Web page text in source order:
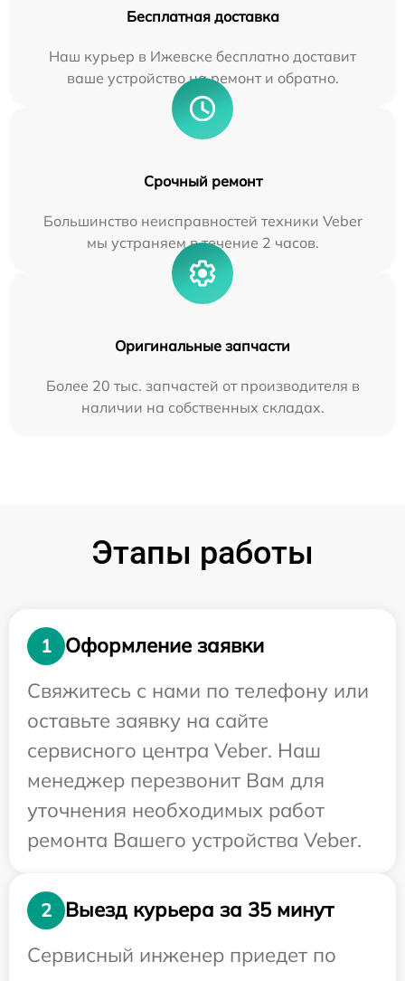
Бесплатная доставка
Наш курьер в Ижевске бесплатно доставит
ваше устройство на ремонт и обратно.
Срочный ремонт
Большинство неисправностей техники Veber
мы устраняем в течение 2 часов.
Оригинальные запчасти
Более 20 тыс. запчастей от производителя в
наличии на собственных складах.
Этапы работы
1
Оформление заявки
Свяжитесь с нами по телефону или
оставьте заявку на сайте
сервисного центра Veber. Наш
менеджер перезвонит Вам для
уточнения необходимых работ
ремонта Вашего устройства Veber.
2
Выезд курьера за 35 минут
Сервисный инженер приедет по